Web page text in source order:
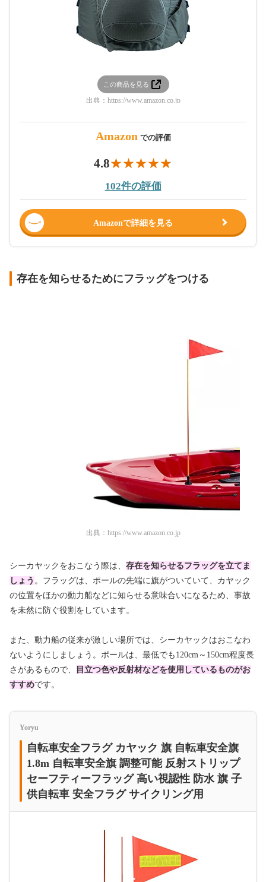
この商品を見る
出典： https://www.amazon.co.jp
Amazon での評価
4.8
102件の評価
Amazonで詳細を見る
存在を知らせるためにフラッグをつける
出典： https://www.amazon.co.jp
シーカヤックをおこなう際は、 存在を知らせるフラッグを立てま
しょう 。フラッグは、ポールの先端に旗がついていて、カヤック
の位置をほかの動力船などに知らせる意味合いになるため、事故
を未然に防ぐ役割をしています。
また、動力船の従来が激しい場所では、シーカヤックはおこなわ
ないようにしましょう。ポールは、最低でも120cm～150cm程度長
さがあるもので、
目立つ色や反射材などを使用しているものがお
すすめです。
Yoryu
自転車安全フラグ カヤック 旗 自転車安全旗
1.8m 自転車安全旗 調整可能 反射ストリップ
セーフティーフラッグ 高い視認性 防水 旗 子
供自転車 安全フラグ サイクリング用